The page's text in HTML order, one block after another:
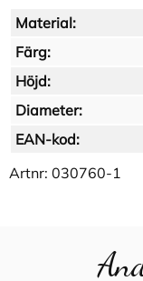
Material:
Färg:
Höjd:
Diameter:
EAN-kod:
Artnr: 030760-1